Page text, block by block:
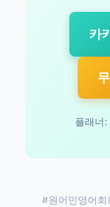
카
플래너:
#원어민영어회